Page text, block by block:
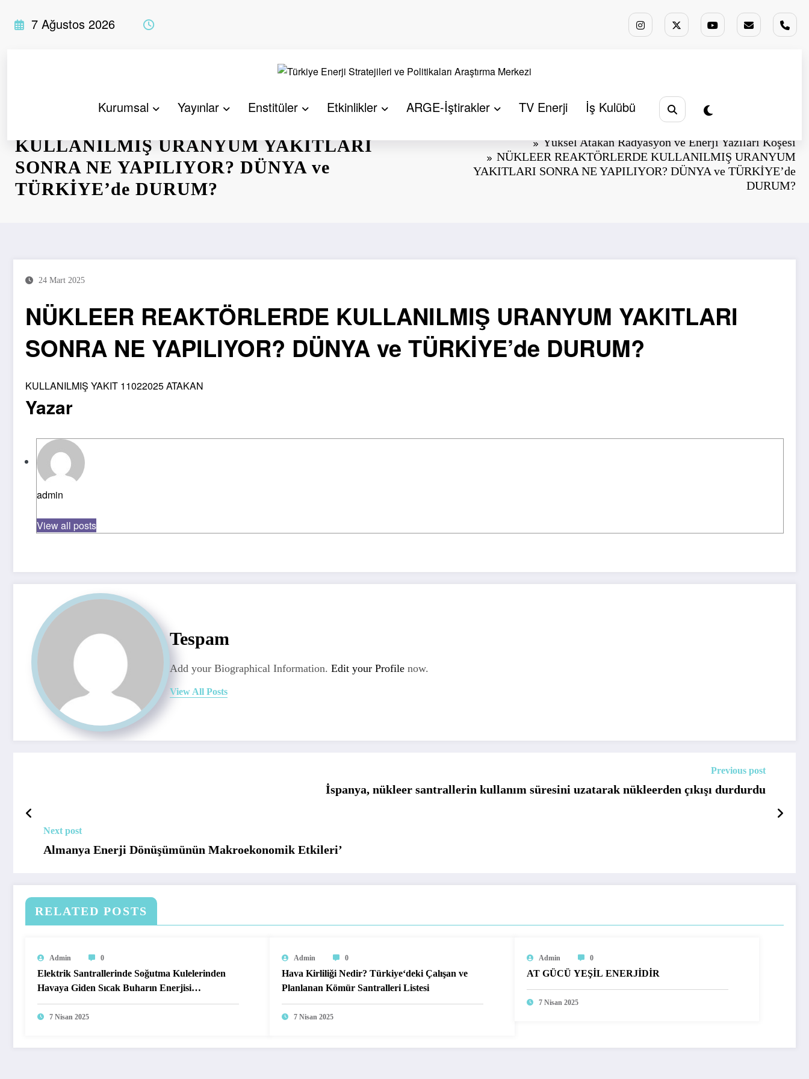
atla
7 Ağustos 2026
Kurumsal Yayınlar Enstitüler Etkinlikler ARGE-İştirakler TV Enerji İş Kulübü
KULLANILMIŞ URANYUM YAKITLARI
SONRA NE YAPILIYOR? DÜNYA ve
TÜRKİYE’de DURUM?
Yüksel Atakan Radyasyon ve Enerji Yazıları Köşesi
NÜKLEER REAKTÖRLERDE KULLANILMIŞ URANYUM
YAKITLARI SONRA NE YAPILIYOR? DÜNYA ve TÜRKİYE’de
DURUM?
24 Mart 2025
NÜKLEER REAKTÖRLERDE KULLANILMIŞ URANYUM YAKITLARI
SONRA NE YAPILIYOR? DÜNYA ve TÜRKİYE’de DURUM?
KULLANILMIŞ YAKIT 11022025 ATAKAN
Yazar
admin
View all posts
Tespam
Add your Biographical Information. Edit your Profile now.
View All Posts
Previous post
İspanya, nükleer santrallerin kullanım süresini uzatarak nükleerden çıkışı durdurdu
Next post
Almanya Enerji Dönüşümünün Makroekonomik Etkileri’
RELATED POSTS
Admin 0
Elektrik Santrallerinde Soğutma Kulelerinden
Havaya Giden Sıcak Buharın Enerjisi
Kullanılamaz mı?
7 Nisan 2025
Admin 0
Hava Kirliliği Nedir? Türkiye‘deki Çalışan ve
Planlanan Kömür Santralleri Listesi
7 Nisan 2025
Admin 0
AT GÜCÜ YEŞİL ENERJİDİR
7 Nisan 2025